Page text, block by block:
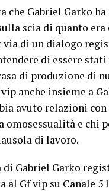
Gabriel Garko
scia di quanto
di un dialogo
di essere
di produzione di
anche insieme a
avuto relazioni
omosessualità e chi
di lavoro.
Gabriel Garko
Gf vip su Canale 5